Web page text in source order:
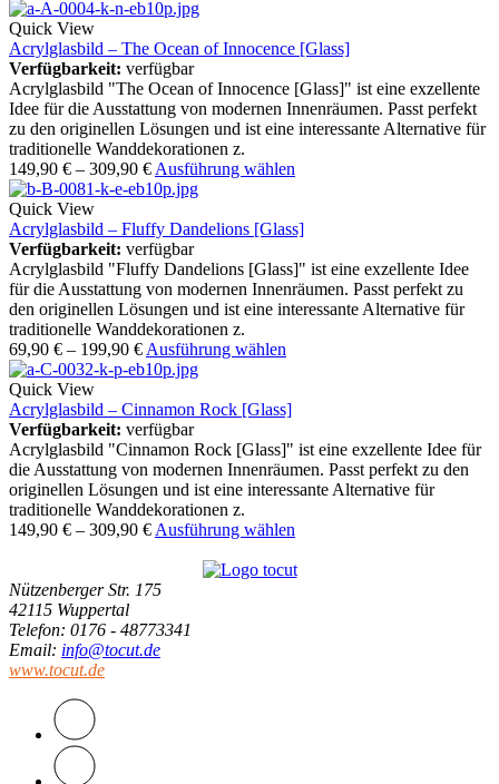
Quick View
Acrylglasbild – The Ocean of Innocence [Glass]
Verfügbarkeit: verfügbar
Acrylglasbild "The Ocean of Innocence [Glass]" ist eine exzellente
Idee für die Ausstattung von modernen Innenräumen. Passt perfekt
zu den originellen Lösungen und ist eine interessante Alternative für
traditionelle Wanddekorationen z.
149,90 € – 309,90 € Ausführung wählen
Quick View
Acrylglasbild – Fluffy Dandelions [Glass]
Verfügbarkeit: verfügbar
Acrylglasbild "Fluffy Dandelions [Glass]" ist eine exzellente Idee
für die Ausstattung von modernen Innenräumen. Passt perfekt zu
den originellen Lösungen und ist eine interessante Alternative für
traditionelle Wanddekorationen z.
69,90 € – 199,90 € Ausführung wählen
Quick View
Acrylglasbild – Cinnamon Rock [Glass]
Verfügbarkeit: verfügbar
Acrylglasbild "Cinnamon Rock [Glass]" ist eine exzellente Idee für
die Ausstattung von modernen Innenräumen. Passt perfekt zu den
originellen Lösungen und ist eine interessante Alternative für
traditionelle Wanddekorationen z.
149,90 € – 309,90 € Ausführung wählen
Nützenberger Str. 175
42115 Wuppertal
Telefon: 0176 - 48773341
Email: info@tocut.de
www.tocut.de